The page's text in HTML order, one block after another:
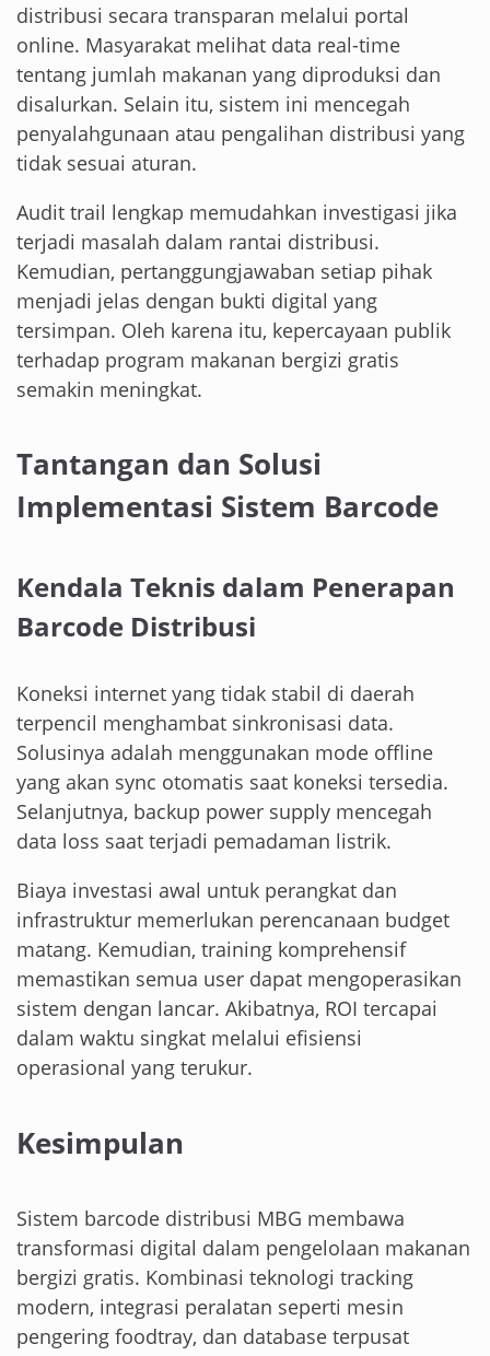
distribusi secara transparan melalui portal
online. Masyarakat melihat data real-time
tentang jumlah makanan yang diproduksi dan
disalurkan. Selain itu, sistem ini mencegah
penyalahgunaan atau pengalihan distribusi yang
tidak sesuai aturan.
Audit trail lengkap memudahkan investigasi jika
terjadi masalah dalam rantai distribusi.
Kemudian, pertanggungjawaban setiap pihak
menjadi jelas dengan bukti digital yang
tersimpan. Oleh karena itu, kepercayaan publik
terhadap program makanan bergizi gratis
semakin meningkat.
Tantangan dan Solusi
Implementasi Sistem Barcode
Kendala Teknis dalam Penerapan
Barcode Distribusi
Koneksi internet yang tidak stabil di daerah
terpencil menghambat sinkronisasi data.
Solusinya adalah menggunakan mode offline
yang akan sync otomatis saat koneksi tersedia.
Selanjutnya, backup power supply mencegah
data loss saat terjadi pemadaman listrik.
Biaya investasi awal untuk perangkat dan
infrastruktur memerlukan perencanaan budget
matang. Kemudian, training komprehensif
memastikan semua user dapat mengoperasikan
sistem dengan lancar. Akibatnya, ROI tercapai
dalam waktu singkat melalui efisiensi
operasional yang terukur.
Kesimpulan
Sistem barcode distribusi MBG membawa
transformasi digital dalam pengelolaan makanan
bergizi gratis. Kombinasi teknologi tracking
modern, integrasi peralatan seperti mesin
pengering foodtray, dan database terpusat